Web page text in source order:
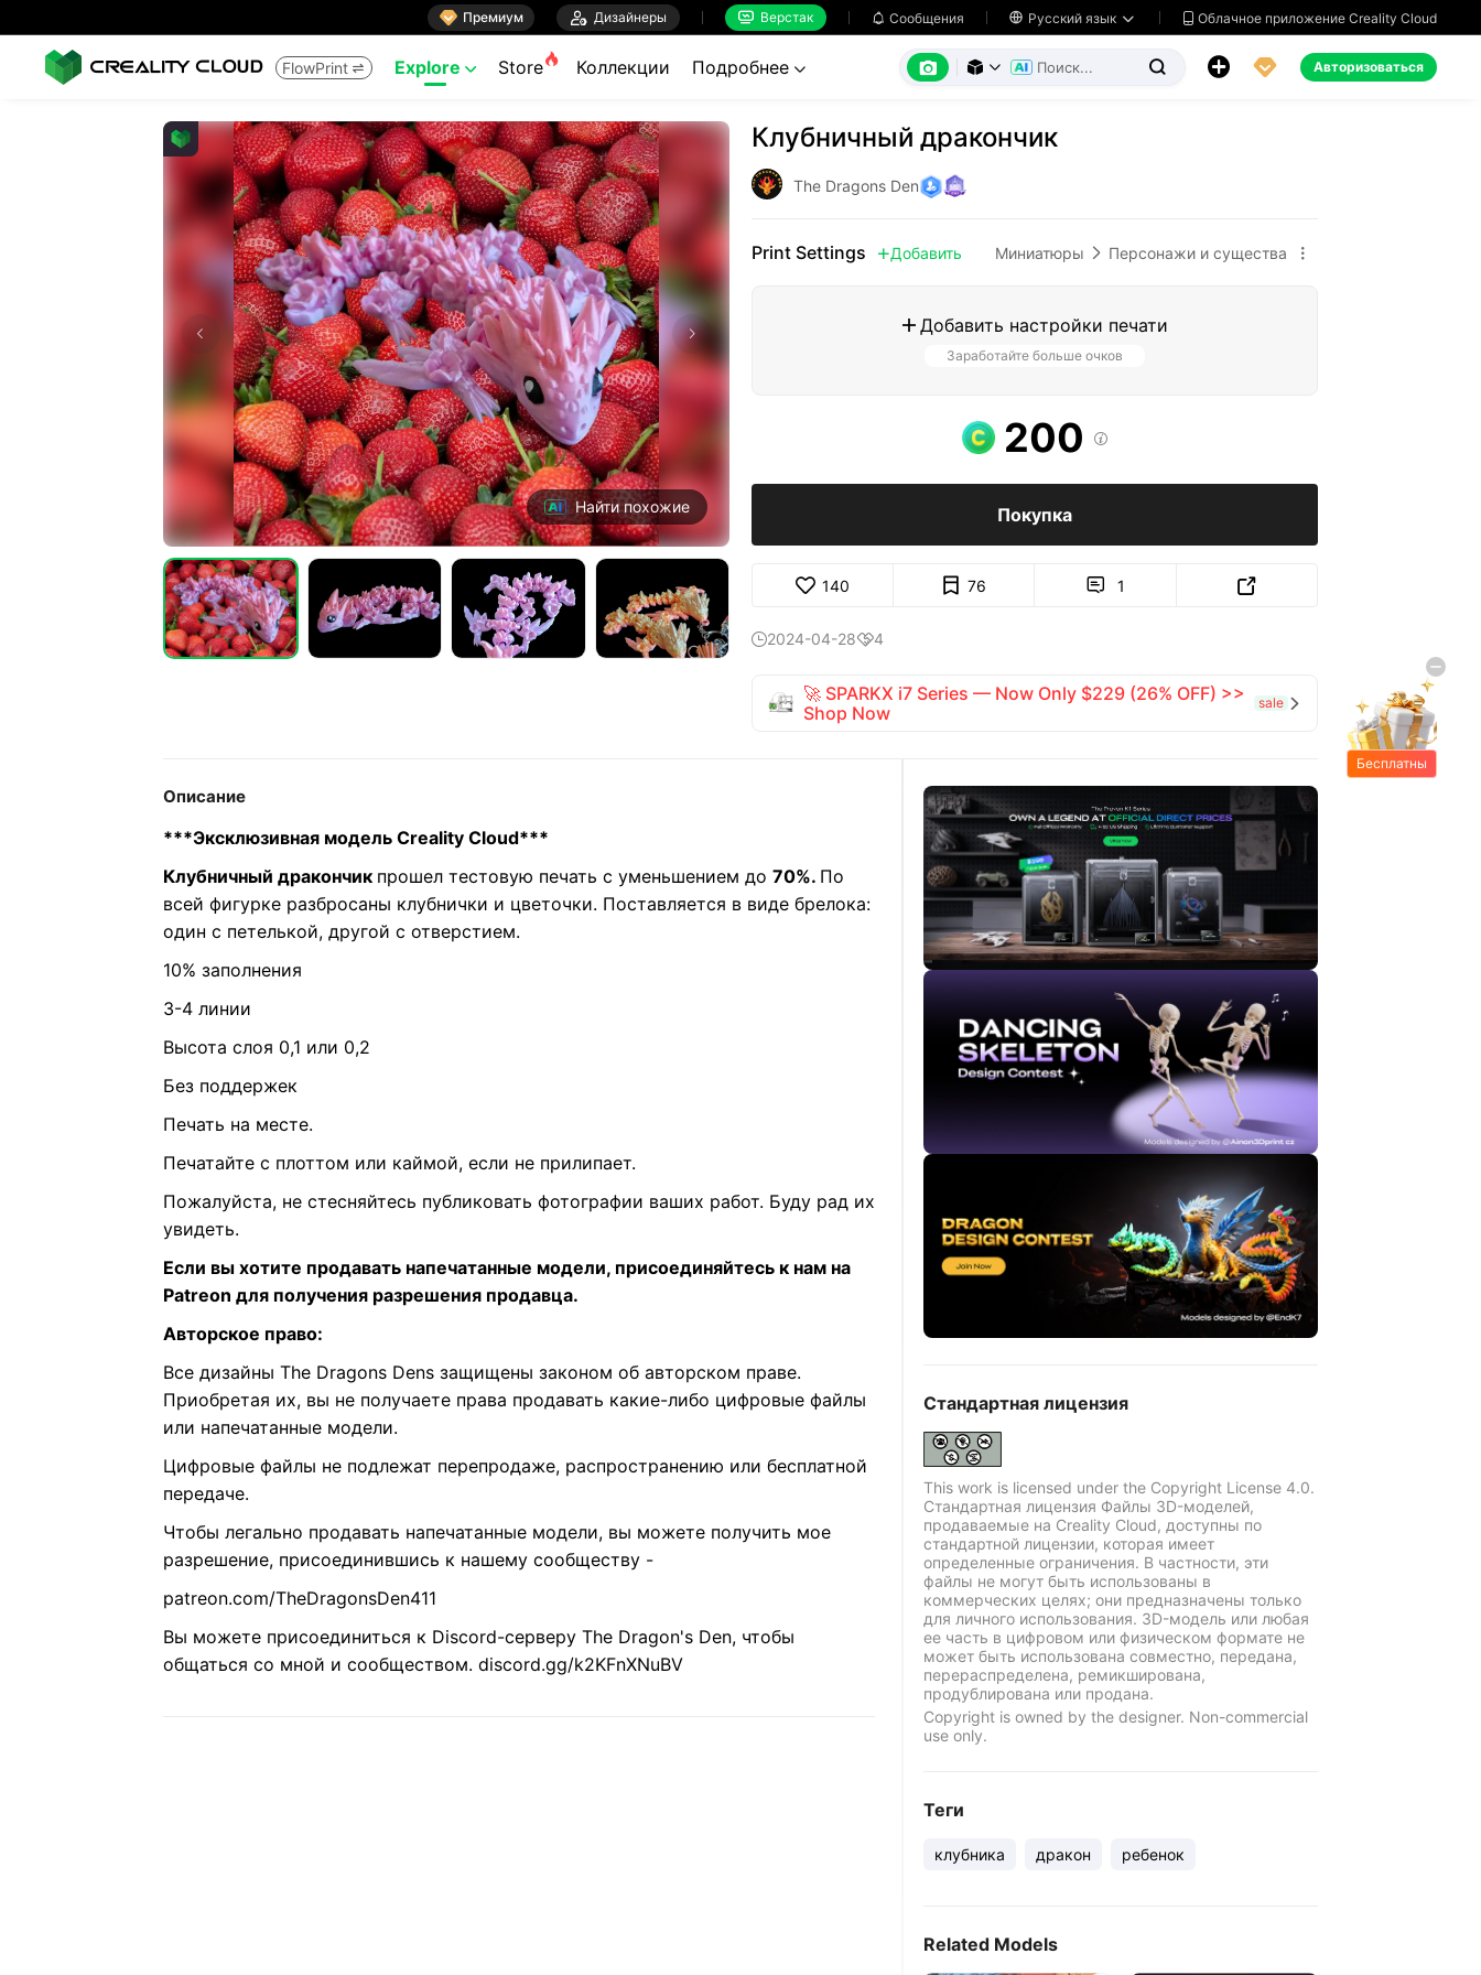
 Премиум  Дизайнеры  Верстак  Сообщения  Русский язык   Облачное приложение Creality Cloud
FlowPrint  Explore  Store Коллекции Подробнее        Авторизоваться
Найти похожие
Клубничный дракончик
The Dragons Den
Print Settings  Добавить Миниатюры  Персонажи и существа 
 Добавить настройки печати
Заработайте больше очков
200 
Покупка
140 76  1 
2024-04-284
🚀 SPARKX i7 Series — Now Only $229 (26% OFF) >>
Shop Now
sale 
Описание
***Эксклюзивная модель Creality Cloud***
Клубничный дракончик прошел тестовую печать с уменьшением до 70%. По
всей фигурке разбросаны клубнички и цветочки. Поставляется в виде брелока:
один с петелькой, другой с отверстием.
10% заполнения
3-4 линии
Высота слоя 0,1 или 0,2
Без поддержек
Печать на месте.
Печатайте с плоттом или каймой, если не прилипает.
Пожалуйста, не стесняйтесь публиковать фотографии ваших работ. Буду рад их
увидеть.
Если вы хотите продавать напечатанные модели, присоединяйтесь к нам на
Patreon для получения разрешения продавца.
Авторское право:
Все дизайны The Dragons Dens защищены законом об авторском праве.
Приобретая их, вы не получаете права продавать какие-либо цифровые файлы
или напечатанные модели.
Цифровые файлы не подлежат перепродаже, распространению или бесплатной
передаче.
Чтобы легально продавать напечатанные модели, вы можете получить мое
разрешение, присоединившись к нашему сообществу -
patreon.com/TheDragonsDen411
Вы можете присоединиться к Discord-серверу The Dragon's Den, чтобы
общаться со мной и сообществом. discord.gg/k2KFnXNuBV
Стандартная лицензия
This work is licensed under the Copyright License 4.0.
Стандартная лицензия Файлы 3D-моделей,
продаваемые на Creality Cloud, доступны по
стандартной лицензии, которая имеет
определенные ограничения. В частности, эти
файлы не могут быть использованы в
коммерческих целях; они предназначены только
для личного использования. 3D-модель или любая
ее часть в цифровом или физическом формате не
может быть использована совместно, передана,
перераспределена, ремикширована,
продублирована или продана.
Copyright is owned by the designer. Non-commercial
use only.
Теги
клубника дракон ребенок
Related Models
Бесплатны